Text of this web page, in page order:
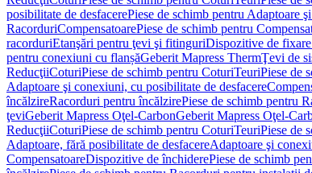
posibilitate de desfacerePiese de schimb pentru Adaptoare
RacorduriCompensatoarePiese de schimb pentru
racorduriEtanşări pentru ţevi şi fitinguriDispozitive de
pentru conexiuni cu flanșăGeberit Mapress ThermŢevi de
ReducţiiCoturiPiese de schimb pentru CoturiTeuriPiese de
Adaptoare şi conexiuni, cu posibilitate de desfacere
încălzireRacorduri pentru încălzirePiese de schimb pentru
ţeviGeberit Mapress Oţel-CarbonGeberit Mapress Oţel-
ReducţiiCoturiPiese de schimb pentru CoturiTeuriPiese de
Adaptoare, fără posibilitate de desfacereAdaptoare şi
CompensatoareDispozitive de închiderePiese de schimb